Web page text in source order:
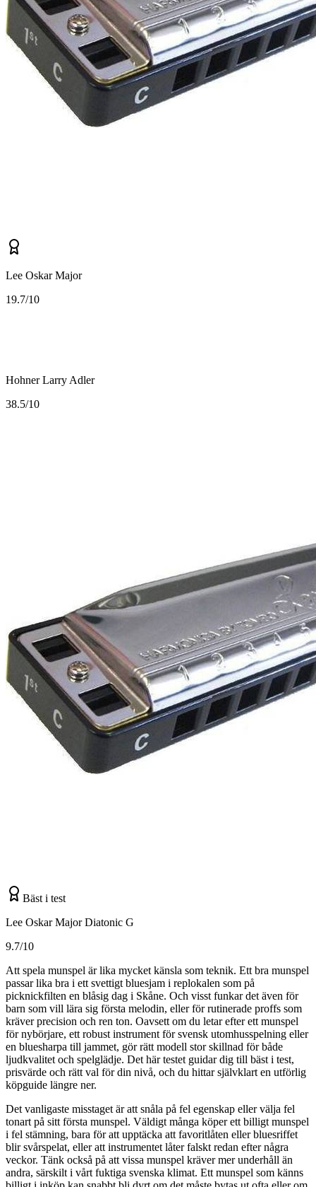
Lee Oskar Major
19.7/10
Hohner Larry Adler
38.5/10
Bäst i test
Lee Oskar Major Diatonic G
9.7/10
Att spela munspel är lika mycket känsla som teknik. Ett bra munspel
passar lika bra i ett svettigt bluesjam i replokalen som på
picknickfilten en blåsig dag i Skåne. Och visst funkar det även för
barn som vill lära sig första melodin, eller för rutinerade proffs som
kräver precision och ren ton. Oavsett om du letar efter ett munspel
för nybörjare, ett robust instrument för svensk utomhusspelning eller
en bluesharpa till jammet, gör rätt modell stor skillnad för både
ljudkvalitet och spelglädje. Det här testet guidar dig till bäst i test,
prisvärde och rätt val för din nivå, och du hittar självklart en utförlig
köpguide längre ner.
Det vanligaste misstaget är att snåla på fel egenskap eller välja fel
tonart på sitt första munspel. Väldigt många köper ett billigt munspel
i fel stämning, bara för att upptäcka att favoritlåten eller bluesriffet
blir svårspelat, eller att instrumentet låter falskt redan efter några
veckor. Tänk också på att vissa munspel kräver mer underhåll än
andra, särskilt i vårt fuktiga svenska klimat. Ett munspel som känns